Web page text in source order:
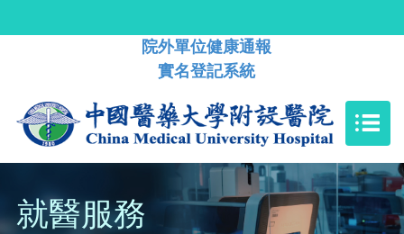
院外單位健康通報
實名登記系統
就醫服務